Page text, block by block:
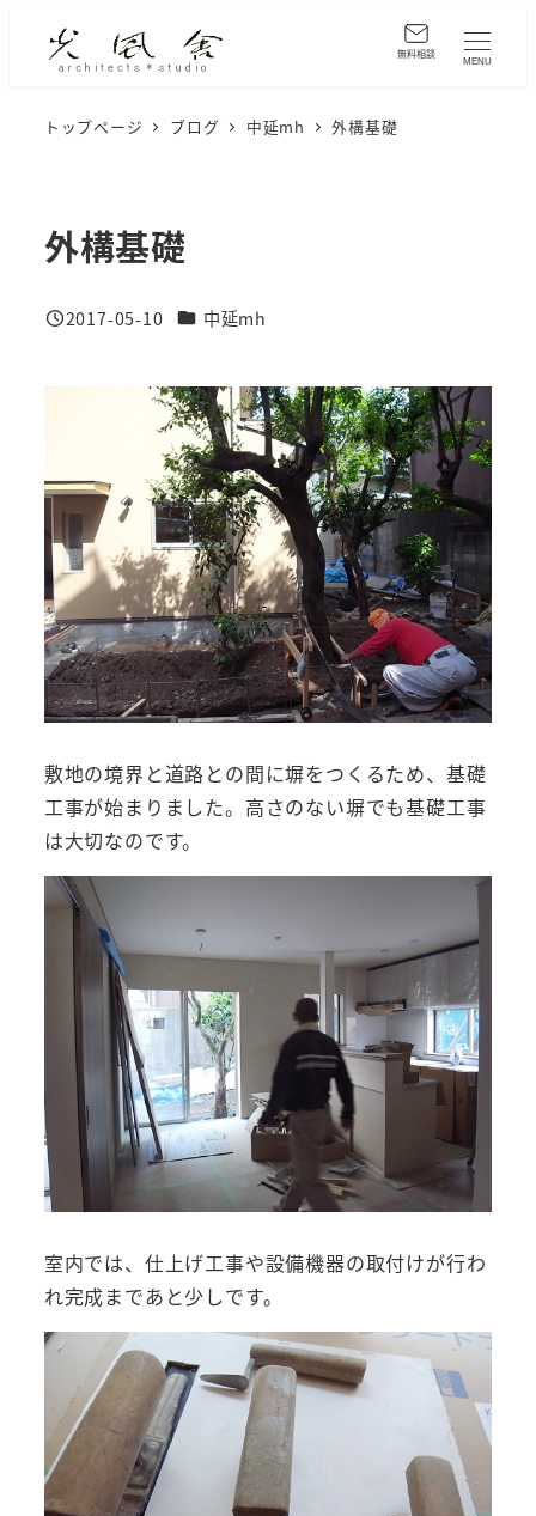
MENU
トップページ ブログ 中延mh 外構基礎
外構基礎
投稿日
2017-05-10 カテゴリー
中延mh
敷地の境界と道路との間に塀をつくるため、基礎
工事が始まりました。高さのない塀でも基礎工事
は大切なのです。
室内では、仕上げ工事や設備機器の取付けが行わ
れ完成まであと少しです。
無料相談